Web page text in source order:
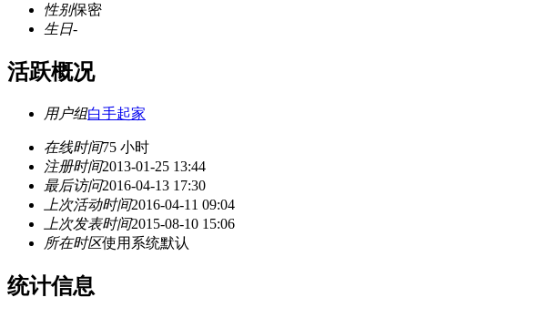
性别保密
生日-
活跃概况
用户组白手起家
在线时间75 小时
注册时间2013-01-25 13:44
最后访问2016-04-13 17:30
上次活动时间2016-04-11 09:04
上次发表时间2015-08-10 15:06
所在时区使用系统默认
统计信息